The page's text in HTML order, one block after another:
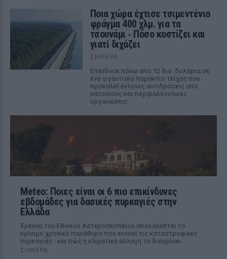
Ποια χώρα έχτισε τσιμεντένιο
φράγμα 400 χλμ. για τα
τσουνάμι ‑ Πόσο κοστίζει και
γιατί διχάζει
ΣΉΜΕΡΑ
Επένδυσε πάνω από 12 δισ. δολάρια σε
ένα γιγαντιαίο παράκτιο τείχος που
προκαλεί έντονες αντιδράσεις από
κατοίκους και περιβαλλοντικές
οργανώσεις
Meteo: Ποιες είναι οι 6 πιο επικίνδυνες
εβδομάδες για δασικές πυρκαγιές στην
Ελλάδα
Έρευνα του Εθνικού Αστεροσκοπείου αποκαλύπτει το
κρίσιμο χρονικό παράθυρο που ευνοεί τις καταστροφικές
πυρκαγιές - και πώς η κλιματική αλλαγή το διευρύνει.
ΣΉΜΕΡΑ